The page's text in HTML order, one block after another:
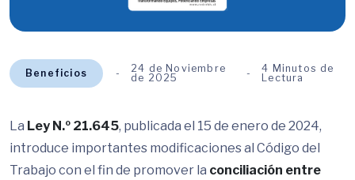
Beneficios
24 de Noviembre
de 2025
4 Minutos de
Lectura
La Ley N.º 21.645, publicada el 15 de enero de 2024,
introduce importantes modificaciones al Código del
Trabajo con el fin de promover la conciliación entre